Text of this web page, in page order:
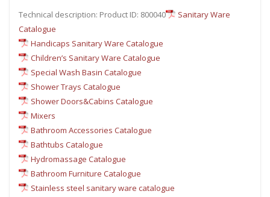
Technical description: Product ID: 800040
Sanitary Ware
Catalogue
Handicaps Sanitary Ware Catalogue
Children’s Sanitary Ware Catalogue
Special Wash Basin Catalogue
Shower Trays Catalogue
Shower Doors&Cabins Catalogue
Mixers
Bathroom Accessories Catalogue
Bathtubs Catalogue
Hydromassage Catalogue
Bathroom Furniture Catalogue
Stainless steel sanitary ware catalogue